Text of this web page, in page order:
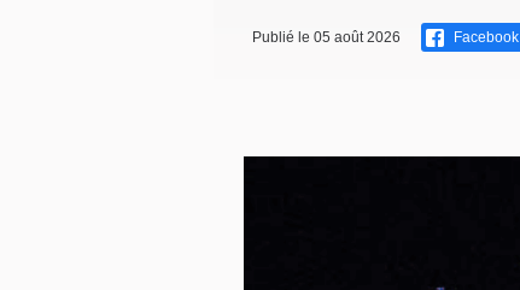
Publié le 05 août 2026 Facebook